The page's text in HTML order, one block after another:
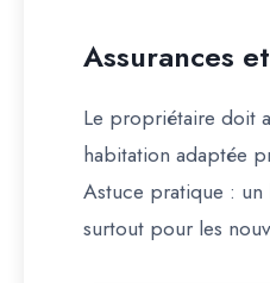
Assurances
Le propriétaire doit
habitation adaptée
Astuce pratique :
surtout pour les